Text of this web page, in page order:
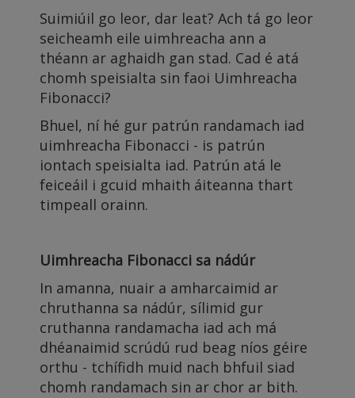
Suimiúil go leor, dar leat? Ach tá go leor
seicheamh eile uimhreacha ann a
théann ar aghaidh gan stad. Cad é atá
chomh speisialta sin faoi Uimhreacha
Fibonacci?
Bhuel, ní hé gur patrún randamach iad
uimhreacha Fibonacci - is patrún
iontach speisialta iad. Patrún atá le
feiceáil i gcuid mhaith áiteanna thart
timpeall orainn.
Uimhreacha Fibonacci sa nádúr
In amanna, nuair a amharcaimid ar
chruthanna sa nádúr, sílimid gur
cruthanna randamacha iad ach má
dhéanaimid scrúdú rud beag níos géire
orthu - tchífidh muid nach bhfuil siad
chomh randamach sin ar chor ar bith.